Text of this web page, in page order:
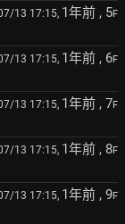
13 17:15, 1年前 , 5F
13 17:15, 1年前 , 6F
13 17:15, 1年前 , 7F
13 17:15, 1年前 , 8F
13 17:15, 1年前 , 9F